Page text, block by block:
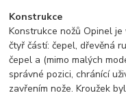
Konstrukce
Konstrukce nožů Opinel
čtyř částí: čepel, dřevěná
čepel a (mimo malých
správné pozici, chránící
zavřením nože. Kroužek